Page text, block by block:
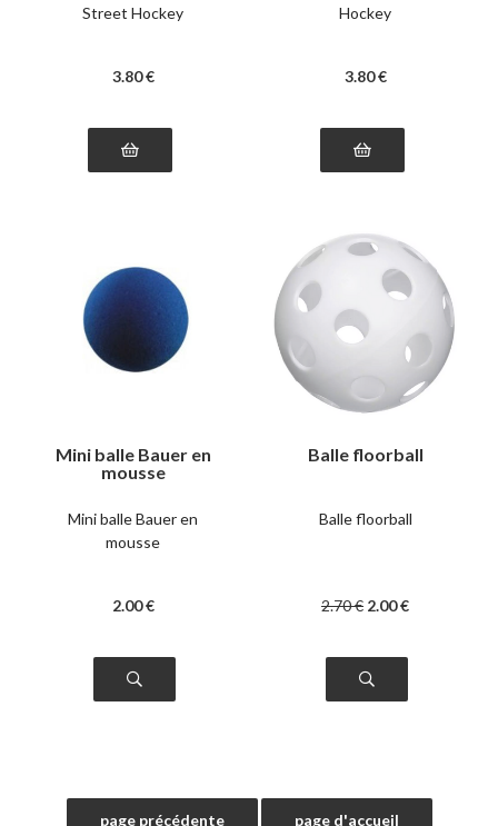
Street Hockey
3.80 €
Hockey
3.80 €
Mini balle Bauer en
mousse
Mini balle Bauer en
mousse
2.00 €
Balle floorball
Balle floorball
2.70€ 2.00€